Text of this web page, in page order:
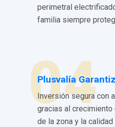
perimetral
familia siempre
04
Plusvalía
Inversión segura con
gracias al crecimiento
de la zona y la calidad